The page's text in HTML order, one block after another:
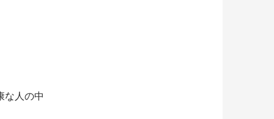
な人の中